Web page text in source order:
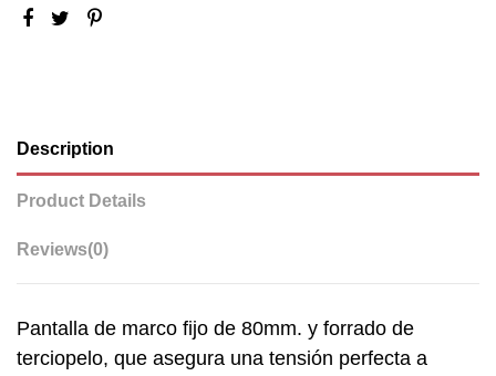
Description
Product Details
Reviews(0)
Pantalla de marco fijo de 80mm. y forrado de
terciopelo, que asegura una tensión perfecta a